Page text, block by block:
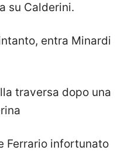
su Calderini.
entra Minardi
traversa dopo una
Ferrario infortunato